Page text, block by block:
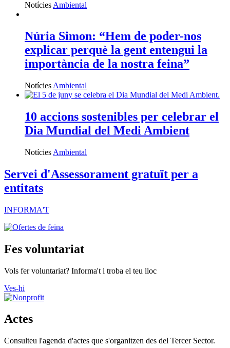
Notícies Ambiental
Núria Simon: “Hem de poder-nos
explicar perquè la gent entengui la
importància de la nostra feina”
Notícies Ambiental
10 accions sostenibles per celebrar el
Dia Mundial del Medi Ambient
Notícies Ambiental
Servei d'Assessorament gratuït per a
entitats
INFORMA'T
Fes voluntariat
Vols fer voluntariat? Informa't i troba el teu lloc
Ves-hi
Actes
Consulteu l'agenda d'actes que s'organitzen des del Tercer Sector.